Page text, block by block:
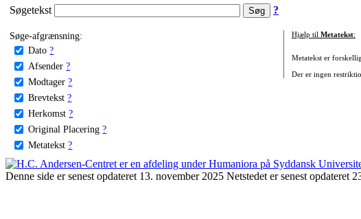
Søgetekst ?
Søge-afgrænsning:
Dato ?
Afsender ?
Modtager ?
Brevtekst ?
Herkomst ?
Original Placering ?
Metatekst ?
Hjælp til Metatekst:
Metatekst er
Der er ingen
Denne side er senest opdateret 13. november 2025 Netstedet er senest opdateret